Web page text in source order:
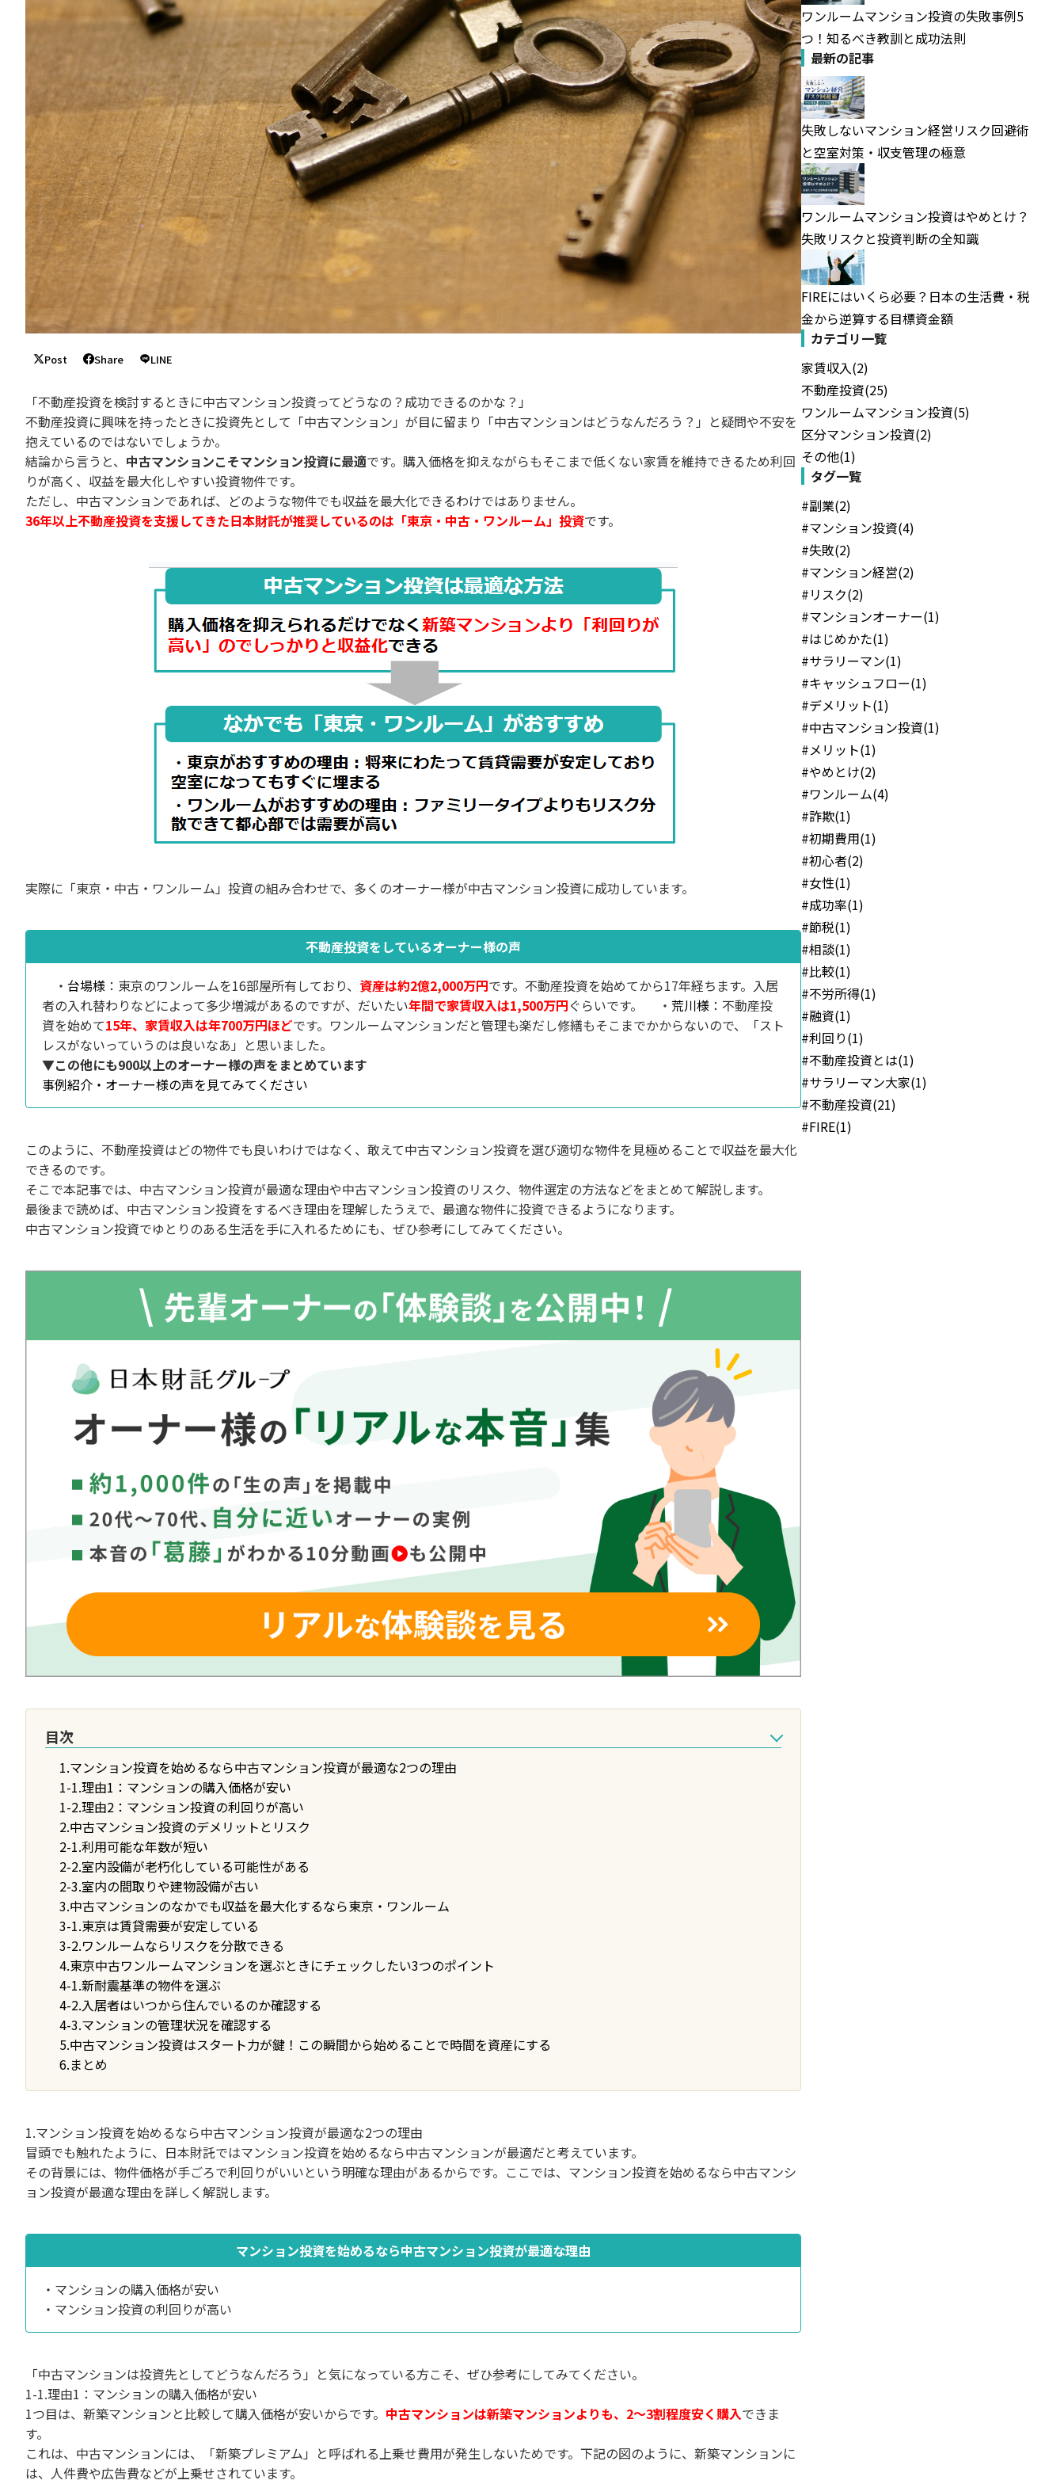
Post Share LINE
「不動産投資を検討するときに中古マンション投資ってどうなの？成功できるのかな？」
不動産投資に興味を持ったときに投資先として「中古マンション」が目に留まり「中古マンションはどうなんだろう？」と疑問や不安を
抱えているのではないでしょうか。
結論から言うと、 中古マンションこそマンション投資に最適です。購入価格を抑えながらもそこまで低くない家賃を維持できるため利回
りが高く、収益を最大化しやすい投資物件です。
ただし、中古マンションであれば、どのような物件でも収益を最大化できるわけではありません。
36年以上不動産投資を支援してきた日本財託が推奨しているのは「東京・中古・ワンルーム」投資です。
実際に「東京・中古・ワンルーム」投資の組み合わせで、多くのオーナー様が中古マンション投資に成功しています。
不動産投資をしているオーナー様の声
・ 台場様 ：東京のワンルームを16部屋所有しており、 資産は約2億2,000万円です。不動産投資を始めてから17年経ちます。入居
者の入れ替わりなどによって多少増減があるのですが、だいたい年間で家賃収入は1,500万円ぐらいです。 ・ 荒川様 ：不動産投
資を始めて15年、家賃収入は年700万円ほどです。ワンルームマンションだと管理も楽だし修繕もそこまでかからないので、「スト
レスがないっていうのは良いなあ」と思いました。
▼この他にも900以上のオーナー様の声をまとめています
事例紹介・オーナー様の声を見てみてください
このように、不動産投資はどの物件でも良いわけではなく、敢えて中古マンション投資を選び適切な物件を見極めることで収益を最大化
できるのです。
そこで本記事では、中古マンション投資が最適な理由や中古マンション投資のリスク、物件選定の方法などをまとめて解説します。
最後まで読めば、中古マンション投資をするべき理由を理解したうえで、最適な物件に投資できるようになります。
中古マンション投資でゆとりのある生活を手に入れるためにも、ぜひ参考にしてみてください。
目次
1.マンション投資を始めるなら中古マンション投資が最適な2つの理由
1-1.理由1：マンションの購入価格が安い
1-2.理由2：マンション投資の利回りが高い
2.中古マンション投資のデメリットとリスク
2-1.利用可能な年数が短い
2-2.室内設備が老朽化している可能性がある
2-3.室内の間取りや建物設備が古い
3.中古マンションのなかでも収益を最大化するなら東京・ワンルーム
3-1.東京は賃貸需要が安定している
3-2.ワンルームならリスクを分散できる
4.東京中古ワンルームマンションを選ぶときにチェックしたい3つのポイント
4-1.新耐震基準の物件を選ぶ
4-2.入居者はいつから住んでいるのか確認する
4-3.マンションの管理状況を確認する
5.中古マンション投資はスタート力が鍵！この瞬間から始めることで時間を資産にする
6.まとめ
1.マンション投資を始めるなら中古マンション投資が最適な2つの理由
冒頭でも触れたように、日本財託ではマンション投資を始めるなら中古マンションが最適だと考えています。
その背景には、物件価格が手ごろで利回りがいいという明確な理由があるからです。ここでは、マンション投資を始めるなら中古マンシ
ョン投資が最適な理由を詳しく解説します。
マンション投資を始めるなら中古マンション投資が最適な理由
・マンションの購入価格が安い
・マンション投資の利回りが高い
「中古マンションは投資先としてどうなんだろう」と気になっている方こそ、ぜひ参考にしてみてください。
1-1.理由1：マンションの購入価格が安い
1つ目は、新築マンションと比較して購入価格が安いからです。 中古マンションは新築マンションよりも、2〜3割程度安く購入できま
す。
これは、中古マンションには、「新築プレミアム」と呼ばれる上乗せ費用が発生しないためです。下記の図のように、新築マンションに
は、人件費や広告費などが上乗せされています。
ワンルームマンション投資の失敗事例5
つ！知るべき教訓と成功法則
最新の記事
失敗しないマンション経営リスク回避術
と空室対策・収支管理の極意
ワンルームマンション投資はやめとけ？
失敗リスクと投資判断の全知識
FIREにはいくら必要？日本の生活費・税
金から逆算する目標資金額
カテゴリ一覧
家賃収入(2)
不動産投資(25)
ワンルームマンション投資(5)
区分マンション投資(2)
その他(1)
タグ一覧
#副業(2)
#マンション投資(4)
#失敗(2)
#マンション経営(2)
#リスク(2)
#マンションオーナー(1)
#はじめかた(1)
#サラリーマン(1)
#キャッシュフロー(1)
#デメリット(1)
#中古マンション投資(1)
#メリット(1)
#やめとけ(2)
#ワンルーム(4)
#詐欺(1)
#初期費用(1)
#初心者(2)
#女性(1)
#成功率(1)
#節税(1)
#相談(1)
#比較(1)
#不労所得(1)
#融資(1)
#利回り(1)
#不動産投資とは(1)
#サラリーマン大家(1)
#不動産投資(21)
#FIRE(1)